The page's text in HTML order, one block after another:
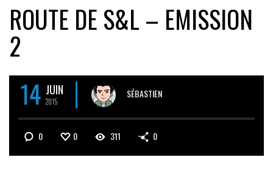
ROUTE DE S&L – EMISSION
2
14 JUIN
2015
SÉBASTIEN
0 0 311 0